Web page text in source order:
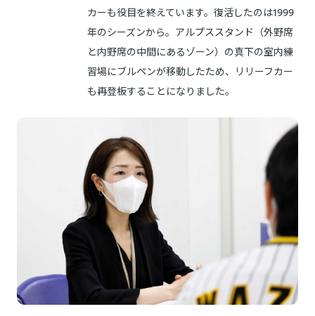
カーも役目を終えています。復活したのは1999
年のシーズンから。アルプススタンド（外野席
と内野席の中間にあるゾーン）の真下の室内練
習場にブルペンが移動したため、リリーフカー
も再登板することになりました。